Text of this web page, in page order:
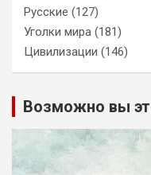
Русские (127)
Уголки мира (181)
Цивилизации (146)
Возможно вы